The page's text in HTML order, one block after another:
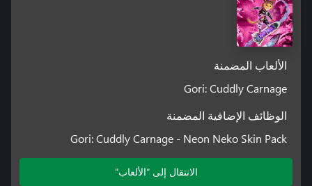
الألعاب المضمنة
Gori: Cuddly Carnage
الوظائف الإضافية المضمنة
Gori: Cuddly Carnage - Neon Neko Skin Pack
الانتقال إلى "الألعاب"